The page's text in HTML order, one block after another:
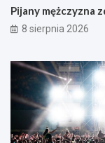
Pijany mężczyzna
8 sierpnia 2026